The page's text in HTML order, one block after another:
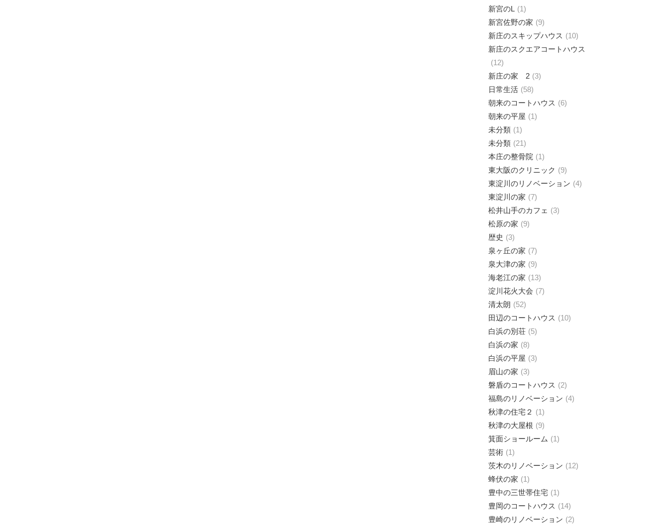
新宮のL
1
新宮佐野の家
9
新庄のスキップハウス
10
新庄のスクエアコートハウス
12
新庄の家 2 3
日常生活
58
朝来のコートハウス
6
朝来の平屋
1
未分類
1
未分類
21
本庄の整骨院
1
東大阪のクリニック
9
東淀川のリノベーション
4
東淀川の家
7
松井山手のカフェ
3
松原の家
9
歴史
3
泉ヶ丘の家
7
泉大津の家
9
海老江の家
13
淀川花火大会
7
清太朗
52
田辺のコートハウス
10
白浜の別荘
5
白浜の家
8
白浜の平屋
3
眉山の家
3
磐盾のコートハウス
2
福島のリノベーション
4
秋津の住宅２
1
秋津の大屋根
9
箕面ショールーム
1
芸術
1
茨木のリノベーション
12
蜂伏の家
1
豊中の三世帯住宅
1
豊岡のコートハウス
14
豊崎のリノベーション
2